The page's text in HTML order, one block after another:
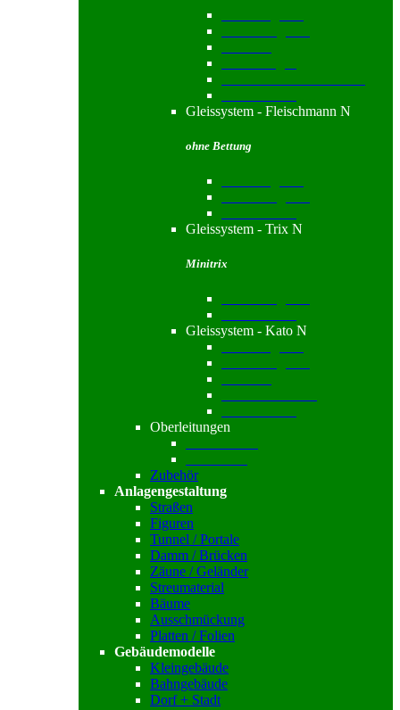
Gleissystem - Fleischmann N
ohne Bettung
Gleissystem - Trix N
Minitrix
Gleissystem - Kato N
Oberleitungen
Zubehör
Anlagengestaltung
Straßen
Figuren
Tunnel / Portale
Damm / Brücken
Zäune / Geländer
Streumaterial
Bäume
Ausschmückung
Platten / Folien
Gebäudemodelle
Kleingebäude
Bahngebäude
Dorf + Stadt